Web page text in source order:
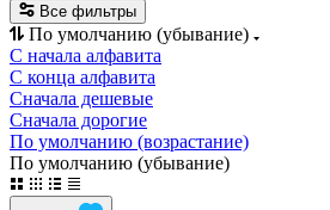
Все фильтры
По умолчанию (убывание)
С начала алфавита
С конца алфавита
Сначала дешевые
Сначала дорогие
По умолчанию (возрастание)
По умолчанию (убывание)